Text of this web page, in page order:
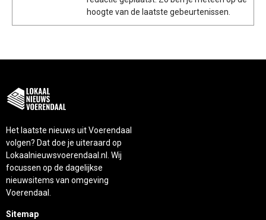
hoogte van de laatste gebeurtenissen.
Het laatste nieuws uit Voerendaal
volgen? Dat doe je uiteraard op
Lokaalnieuwsvoerendaal.nl. Wij
focussen op de dagelijkse
nieuwsitems van omgeving
Voerendaal.
Sitemap